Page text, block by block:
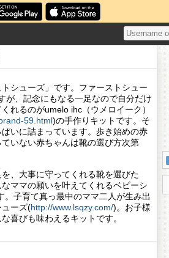
シューズ」です。ファーストシュー
が、記念にもなる一足なので自分だけ
れるのがumelo ihc（ウメロイーク）
59.html)の手作りキットです。そ
いに詰まっています。歩き始めの赤
いない赤ちゃんは靴の選び方次第
、大事に守ってくれる靴を選びた
ママの願いを叶えてくれるベビーシ
子育て真っ最中のママ二人が生み出
ューズ(http://www.lsqzy.com/)。お子様
喜びも味わえるキットです。